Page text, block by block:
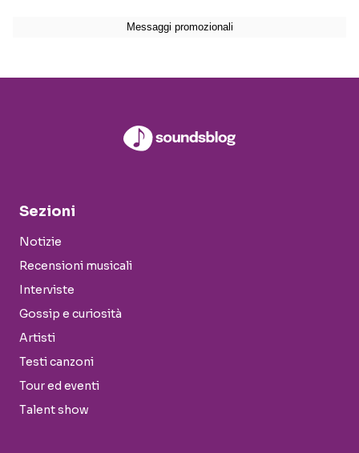
Sezioni
Notizie
Recensioni musicali
Interviste
Gossip e curiosità
Artisti
Testi canzoni
Tour ed eventi
Talent show